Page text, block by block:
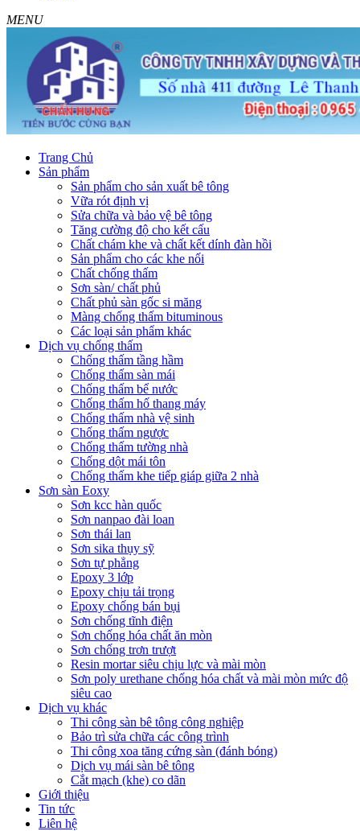
MENU
Trang Chủ
Sản phẩm
Sản phẩm cho sản xuất bê tông
Vữa rót định vị
Sửa chữa và bảo vệ bê tông
Tăng cường độ cho kết cấu
Chất chám khe và chất kết dính đàn hồi
Sản phẩm cho các khe nối
Chất chống thấm
Sơn sàn/ chất phủ
Chất phủ sàn gốc si măng
Màng chống thấm bituminous
Các loại sản phẩm khác
Dịch vụ chống thấm
Chống thấm tầng hầm
Chống thấm sàn mái
Chống thấm bể nước
Chống thấm hố thang máy
Chống thấm nhà vệ sinh
Chống thấm ngược
Chống thấm tường nhà
Chống dột mái tôn
Chống thấm khe tiếp giáp giữa 2 nhà
Sơn sàn Eoxy
Sơn kcc hàn quốc
Sơn nanpao đài loan
Sơn thái lan
Sơn sika thụy sỹ
Sơn tự phẳng
Epoxy 3 lớp
Epoxy chịu tải trọng
Epoxy chống bán bụi
Sơn chống tĩnh điện
Sơn chống hóa chất ăn mòn
Sơn chống trơn trượt
Resin mortar siêu chịu lực và mài mòn
Sơn poly urethane chống hóa chất và mài mòn mức độ
siêu cao
Dịch vụ khác
Thi công sàn bê tông công nghiệp
Bảo trì sửa chữa các công trình
Thi công xoa tăng cứng sàn (đánh bóng)
Dịch vụ mái sàn bê tông
Cắt mạch (khe) co dãn
Giới thiệu
Tin tức
Liên hệ